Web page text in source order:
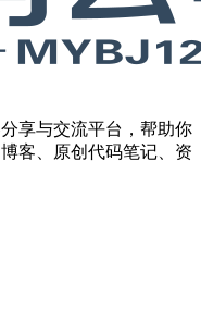
享与交流平台，帮助你
客、原创代码笔记、资